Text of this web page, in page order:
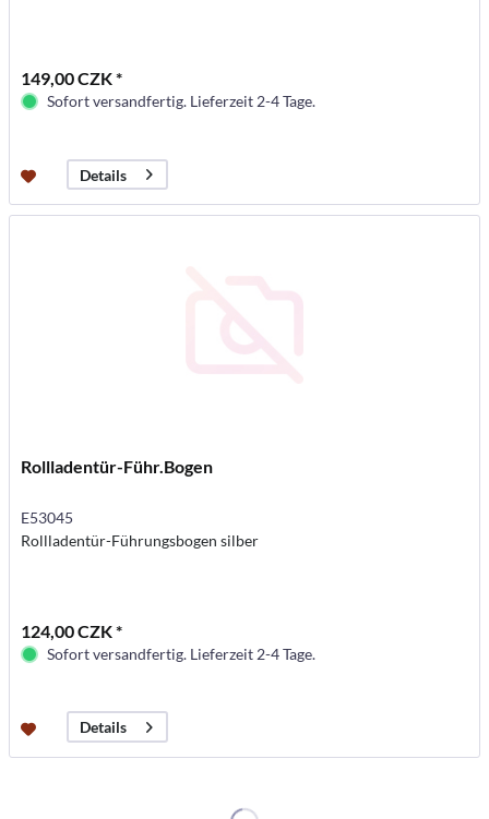
149,00 CZK *
Sofort versandfertig. Lieferzeit 2-4 Tage.
Details
Rollladentür-Führ.Bogen
E53045
Rollladentür-Führungsbogen silber
124,00 CZK *
Sofort versandfertig. Lieferzeit 2-4 Tage.
Details